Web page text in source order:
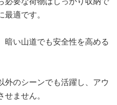
適です。
暗い山道でも安全性を高める
外のシーンでも活躍し、アウ
ません。